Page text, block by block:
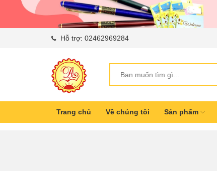
Hỗ trợ: 02462969284
Trang chủ Về chúng tôi Sản phẩm